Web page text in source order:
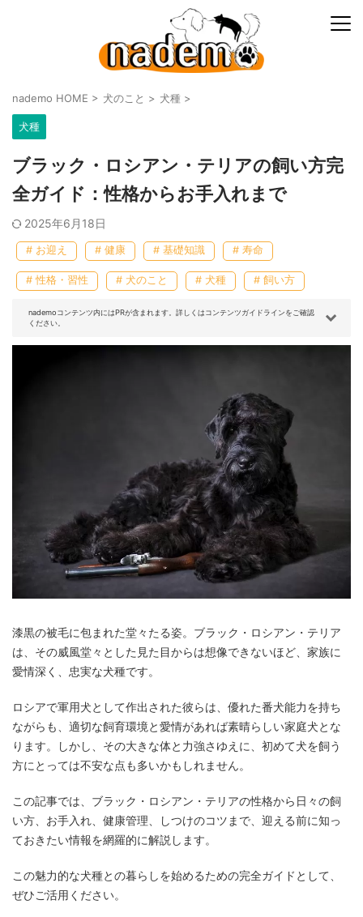
nademo HOME > 犬のこと > 犬種 >
犬種
ブラック・ロシアン・テリアの飼い方完
全ガイド：性格からお手入れまで
2025年6月18日
# お迎え # 健康 # 基礎知識 # 寿命
# 性格・習性 # 犬のこと # 犬種 # 飼い方
nademoコンテンツ内にはPRが含まれます。詳しくはコンテンツガイドラインをご確認
ください。
漆黒の被毛に包まれた堂々たる姿。ブラック・ロシアン・テリア
は、その威風堂々とした見た目からは想像できないほど、家族に
愛情深く、忠実な犬種です。
ロシアで軍用犬として作出された彼らは、優れた番犬能力を持ち
ながらも、適切な飼育環境と愛情があれば素晴らしい家庭犬とな
ります。しかし、その大きな体と力強さゆえに、初めて犬を飼う
方にとっては不安な点も多いかもしれません。
この記事では、ブラック・ロシアン・テリアの性格から日々の飼
い方、お手入れ、健康管理、しつけのコツまで、迎える前に知っ
ておきたい情報を網羅的に解説します。
この魅力的な犬種との暮らしを始めるための完全ガイドとして、
ぜひご活用ください。